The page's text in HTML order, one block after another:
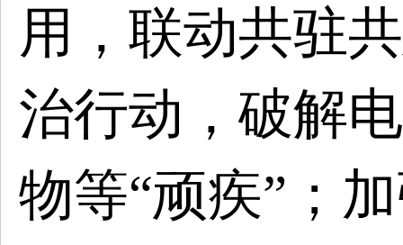
用，联动共驻
治行动，破解
物等“顽疾”；